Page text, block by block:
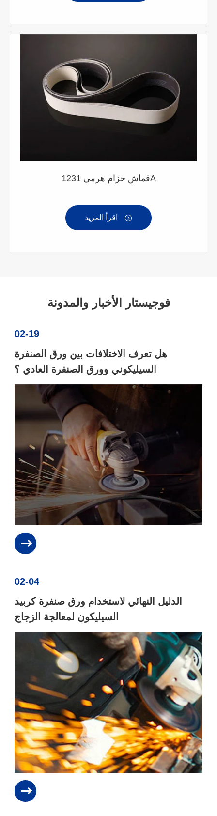
قماش حزام هرمي 1231A

فوجيستار الأخبار والمدونة
02-19
هل تعرف الاختلافات بين ورق الصنفرة
السيليكوني وورق الصنفرة العادي ؟
02-04
الدليل النهائي لاستخدام ورق صنفرة كربيد
السيليكون لمعالجة الزجاج